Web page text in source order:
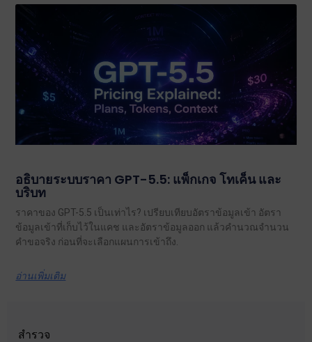
อธิบายระบบราคา GPT-5.5: แพ็กเกจ โทเค็น และ
บริบท
ราคาของ GPT-5.5 เป็นเท่าไร? เปรียบเทียบอัตราข้อมูลเข้า อัตรา
ข้อมูลเข้าที่เก็บไว้ในแคช และอัตราข้อมูลออก แล้วคำนวณจำนวน
คำขอจริง ก่อนที่จะเลือกแผนการเข้าถึง.
อ่านเพิ่มเติม
สำรวจ